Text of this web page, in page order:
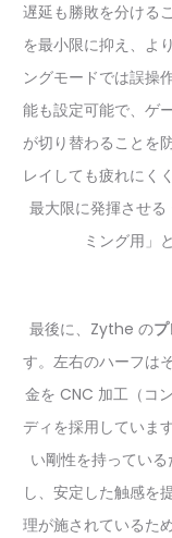
遅延も勝敗を分ける
を最小限に抑え、よ
ングモードでは誤操
能も設定可能で、ゲ
が切り替わることを
レイしても疲れにく
最大限に発揮させ
ミング用」
最後に、Zythe の
す。左右のハーフは
金を CNC 加工（コ
ディを採用していま
い剛性を持ってい
し、安定した触感を
理が施されているた